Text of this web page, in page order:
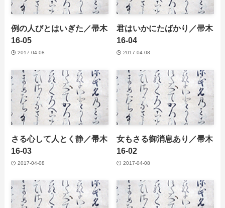
例の人びとはいぎた／帚木
16-05
2017-04-08
君はいかにたばかり／帚木
16-04
2017-04-08
さる心して人とく静／帚木
16-03
2017-04-08
女もさる御消息あり／帚木
16-02
2017-04-08